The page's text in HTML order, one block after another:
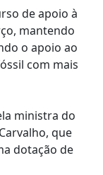
de apoio à
mantendo
o apoio ao
com mais
ministra do
que
dotação de